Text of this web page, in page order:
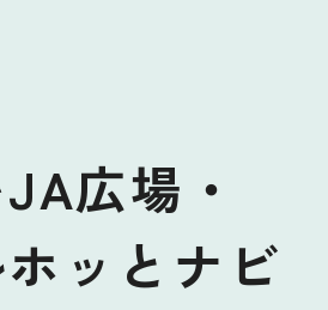
広場・
ッとナビ